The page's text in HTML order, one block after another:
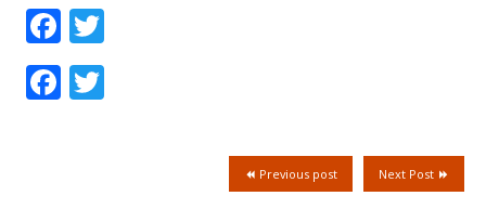
Facebook
Facebook
Next Post
Previous post